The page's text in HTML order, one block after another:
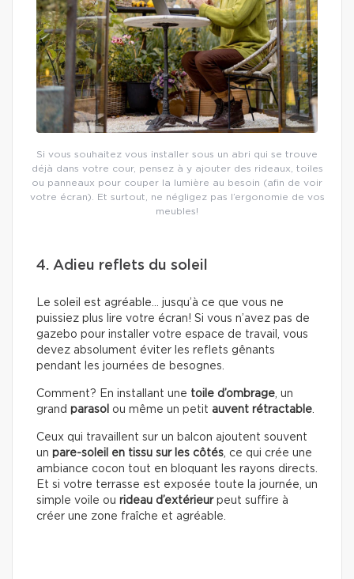
Si vous souhaitez vous installer sous un abri qui se trouve
déjà dans votre cour, pensez à y ajouter des rideaux, toiles
ou panneaux pour couper la lumière au besoin (afin de voir
votre écran). Et surtout, ne négligez pas l’ergonomie de vos
meubles!
4. Adieu reflets du soleil
Le soleil est agréable… jusqu’à ce que vous ne
puissiez plus lire votre écran! Si vous n’avez pas de
gazebo pour installer votre espace de travail, vous
devez absolument éviter les reflets gênants
pendant les journées de besognes.
Comment? En installant une toile d’ombrage, un
grand parasol ou même un petit auvent rétractable.
Ceux qui travaillent sur un balcon ajoutent souvent
un pare-soleil en tissu sur les côtés, ce qui crée une
ambiance cocon tout en bloquant les rayons directs.
Et si votre terrasse est exposée toute la journée, un
simple voile ou rideau d’extérieurpeut suffire à
créer une zone fraîche et agréable.